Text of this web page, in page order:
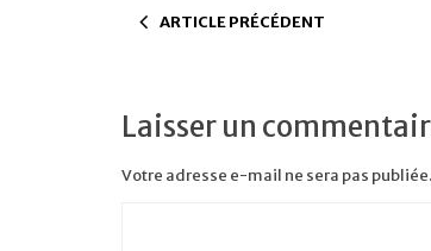
ARTICLE PRÉCÉDENT
Laisser un
Votre adresse e-mail ne sera pas publiée.